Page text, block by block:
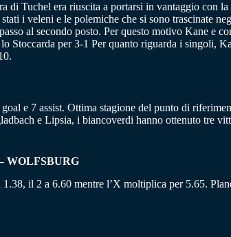
di Tuchel era riuscita a portarsi in vantaggio con
i veleni e le polemiche che si sono trascinate
al secondo posto. Per questo motivo Kane e
Stoccarda per 3-1 Per quanto riguarda i singoli,
e 7 assist. Ottima stagione del punto di
e Lipsia, i biancoverdi hanno ottenuto tre
WOLFSBURG
il 2 a 6.60 mentre l’X moltiplica per 5.65.